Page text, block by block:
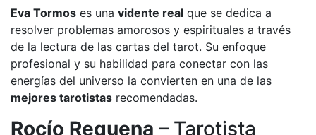
Eva Tormos es una vidente real que se dedica a
resolver problemas amorosos y espirituales a través
de la lectura de las cartas del tarot. Su enfoque
profesional y su habilidad para conectar con las
energías del universo la convierten en una de las
mejores tarotistas recomendadas.
Rocío Requena – Tarotista